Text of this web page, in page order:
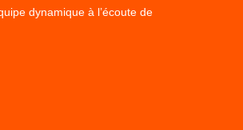
dynamique à l’écoute de